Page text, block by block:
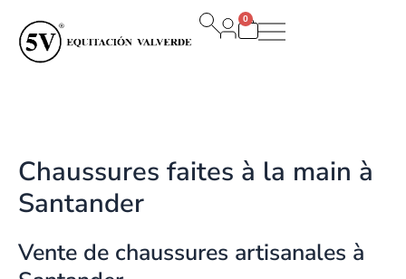
contenu
0
Panier
Chaussures faites à la main à
Santander
Vente de chaussures artisanales à